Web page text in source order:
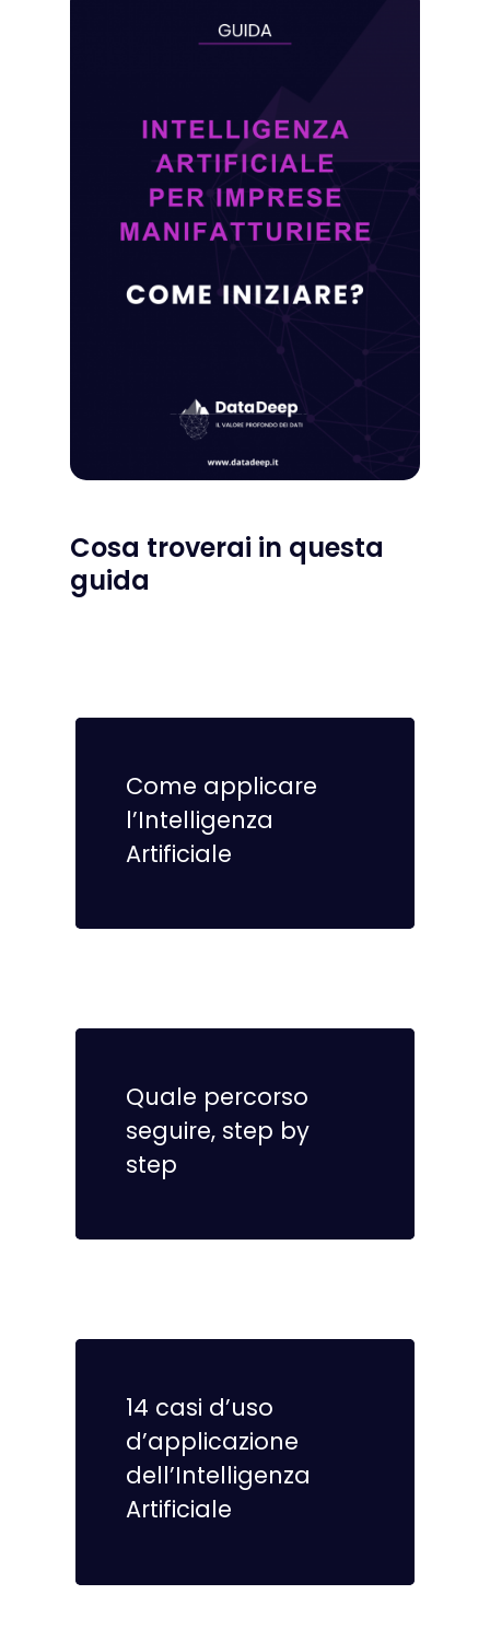
Cosa troverai in questa
guida
Come applicare
l’Intelligenza
Artificiale
Quale percorso
seguire, step by
step
14 casi d’uso
d’applicazione
dell’Intelligenza
Artificiale